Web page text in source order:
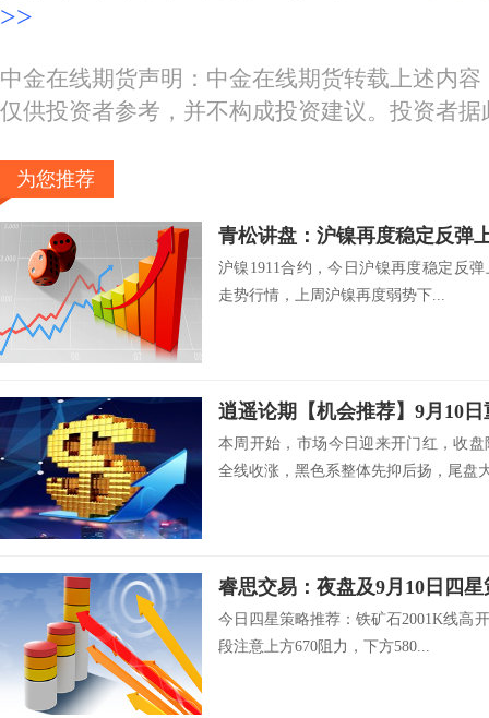
>>
中金在线期货声明：中金在线期货转载上述内
仅供投资者参考，并不构成投资建议。投资者
为您推荐
青松讲盘：沪镍再度稳定反弹
沪镍1911合约，今日沪镍再度稳定反
走势行情，上周沪镍再度弱势下...
逍遥论期【机会推荐】9月10
本周开始，市场今日迎来开门红，收
全线收涨，黑色系整体先抑后扬，尾盘
睿思交易：夜盘及9月10日四
今日四星策略推荐：铁矿石2001K线高
段注意上方670阻力，下方580...